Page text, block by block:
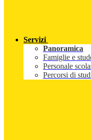
Servizi
Panoramica
Famiglie e
Personale
Percorsi di